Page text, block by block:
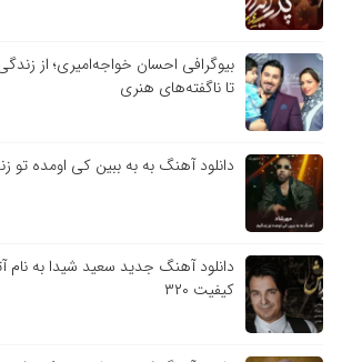
بیوگرافی احسان خواجه‌امیری؛ از
تا ناگفته‌های هنری
دانلود آهنگ به به ببین کی اومده تو
دانلود آهنگ جدید سعید شیدا به
کیفیت ۳۲۰